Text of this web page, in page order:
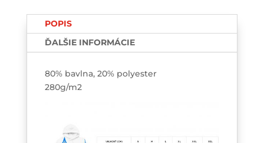
vlastným
dátumom
a
pack
POPIS
ĎALŠIE INFORMÁCIE
80% bavlna, 20% polyester
280g/m2